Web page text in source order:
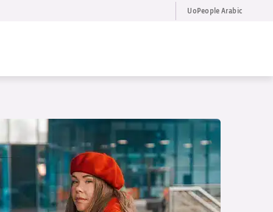
UoPeople Arabic